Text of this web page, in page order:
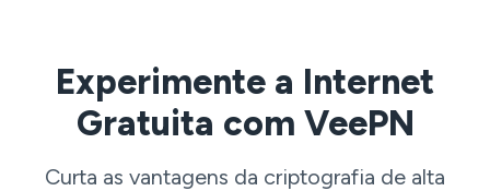
Experimente a Internet
Gratuita com VeePN
Curta as vantagens da criptografia de alta